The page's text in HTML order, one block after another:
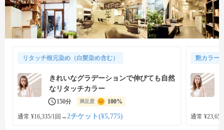
リタッチ根元染め（白髪染め含む）
きれいなグラデーションで伸びても自然
なリタッチカラー
150分 満足度 100%
通常 ¥16,335/1回 →2チケット(¥5,775)
艶カラー
通常